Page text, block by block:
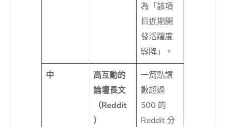
為「該項
目近期開
發活躍度
驟降」。
中
高互動的
論壇長文
（Reddit
）
一篇點讚
數超過
500 的
Reddit 分